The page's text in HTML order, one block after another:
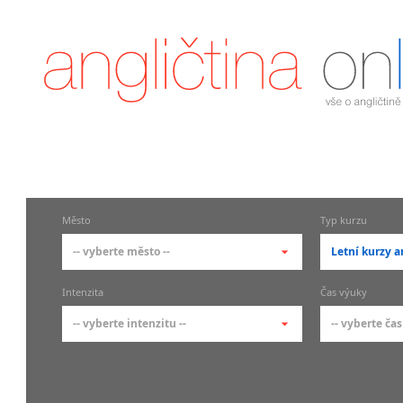
Město
-- vyberte město --
-- vyberte město --
pražské městské části
Typ kurzu
Letní kurzy
-- vyberte
Intenzita
-- vyberte intenzitu --
Čas výuky
-- vyberte